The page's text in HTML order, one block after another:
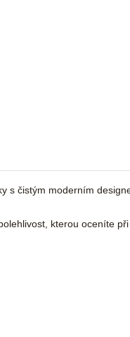
s čistým moderním
kterou oceníte při